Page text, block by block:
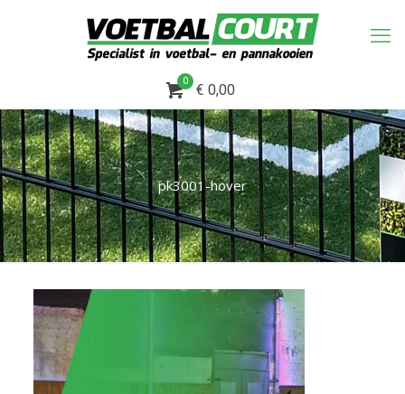
0
€ 0,00
pk3001-hover